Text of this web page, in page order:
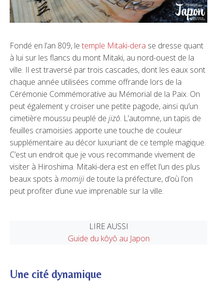
Fondé en l’an 809, le temple Mitaki-dera se dresse quant
à lui sur les flancs du mont Mitaki, au nord-ouest de la
ville. Il est traversé par trois cascades, dont les eaux sont
chaque année utilisées comme offrande lors de la
Cérémonie Commémorative au Mémorial de la Paix. On
peut également y croiser une petite pagode, ainsi qu’un
cimetière moussu peuplé de jizô. L’automne, un tapis de
feuilles cramoisies apporte une touche de couleur
supplémentaire au décor luxuriant de ce temple magique.
C’est un endroit que je vous recommande vivement de
visiter à Hiroshima. Mitaki-dera est en effet l’un des plus
beaux spots à momiji de toute la préfecture, d’où l’on
peut profiter d’une vue imprenable sur la ville.
LIRE AUSSI
Guide du kôyô au Japon
Une cité dynamique